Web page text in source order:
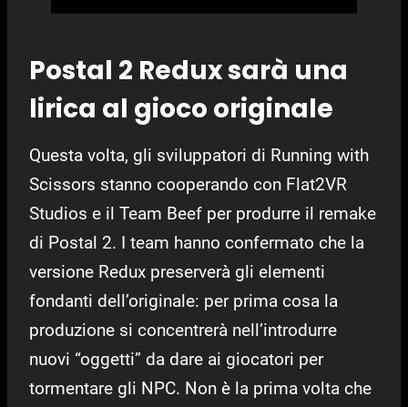
Postal 2 Redux sarà una
lirica al gioco originale
Questa volta, gli sviluppatori di Running with
Scissors stanno cooperando con Flat2VR
Studios e il Team Beef per produrre il remake
di Postal 2. I team hanno confermato che la
versione Redux preserverà gli elementi
fondanti dell’originale: per prima cosa la
produzione si concentrerà nell’introdurre
nuovi “oggetti” da dare ai giocatori per
tormentare gli NPC. Non è la prima volta che